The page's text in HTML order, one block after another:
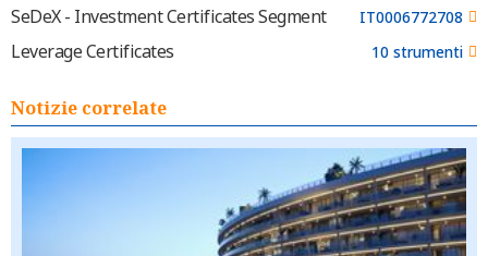
SeDeX - Investment Certificates Segment IT0006772708
Leverage Certificates 10 strumenti
Notizie correlate